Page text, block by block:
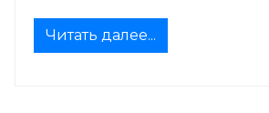
Читать далее...